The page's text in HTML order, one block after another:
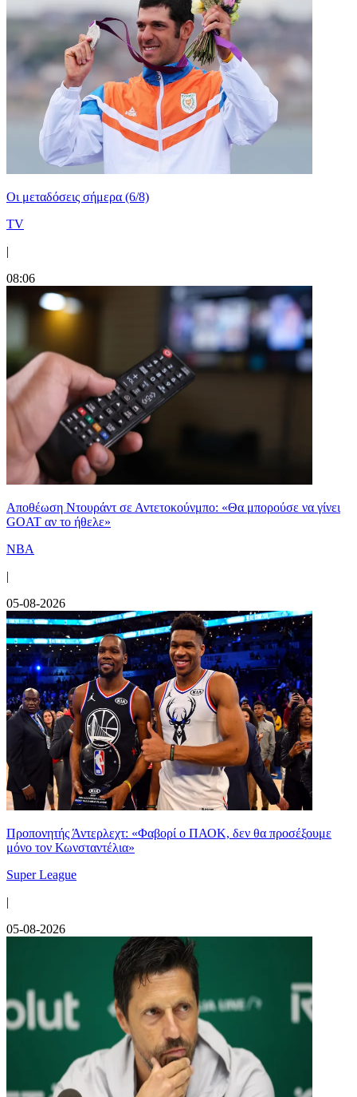
Οι μεταδόσεις σήμερα (6/8)
TV
|
08:06
Αποθέωση Ντουράντ σε Αντετοκούνμπο: «Θα μπορούσε να γίνει
GOAT αν το ήθελε»
NBA
|
05-08-2026
Προπονητής Άντερλεχτ: «Φαβορί ο ΠΑΟΚ, δεν θα προσέξουμε
μόνο τον Κωνσταντέλια»
Super League
|
05-08-2026